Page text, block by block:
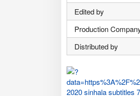
Edited by
Production
Distributed by